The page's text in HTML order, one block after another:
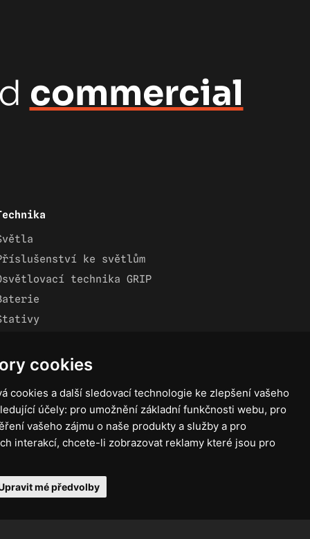
cookies
cookies a další sledovací technologie ke zlepšení vašeho
účely: pro umožnění základní funkčnosti webu, pro
vašeho zájmu o naše produkty a služby a pro
interakcí, chcete-li zobrazovat reklamy které jsou pro
mé předvolby
commercial
ke světlům
technika GRIP
materiál
MISC. (RŮZNÉ) Accessories